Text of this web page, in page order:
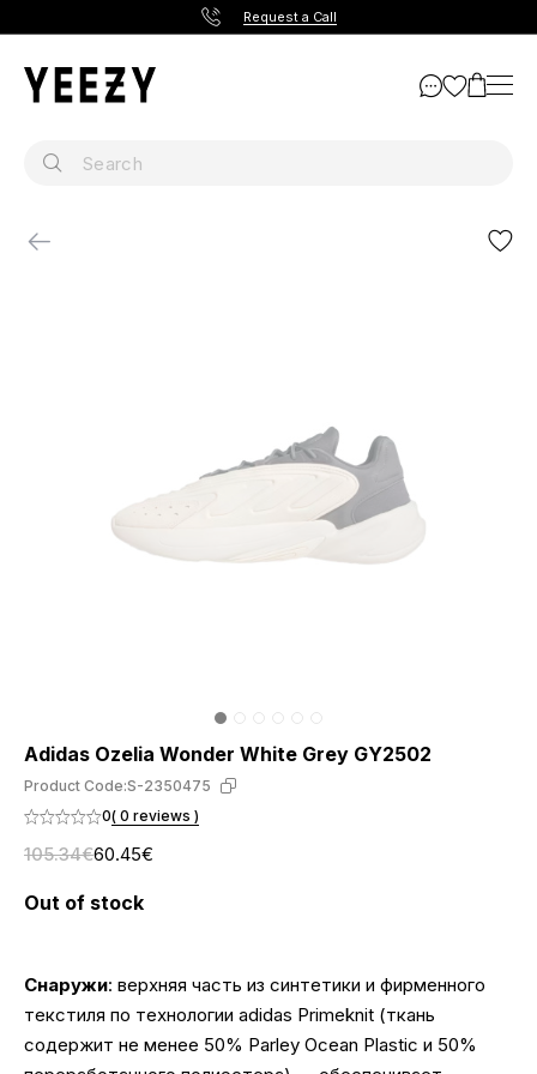
Request a Call
Adidas Ozelia Wonder White Grey GY2502
Product Code:S-2350475
0( 0 reviews )
105.34€60.45€
Out of stock
Снаружи: верхняя часть из синтетики и фирменного
текстиля по технологии adidas Primeknit (ткань
содержит не менее 50% Parley Ocean Plastic и 50%